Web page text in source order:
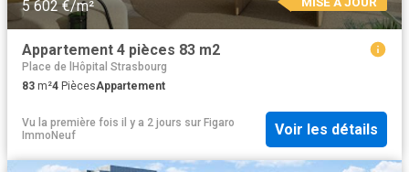
5 602 €/m²
Appartement 4 pièces 83 m2
Place de lHôpital Strasbourg
83 m²4 PiècesAppartement
Vu la première fois il y a 2 jours sur Figaro
ImmoNeuf
Voir les détails